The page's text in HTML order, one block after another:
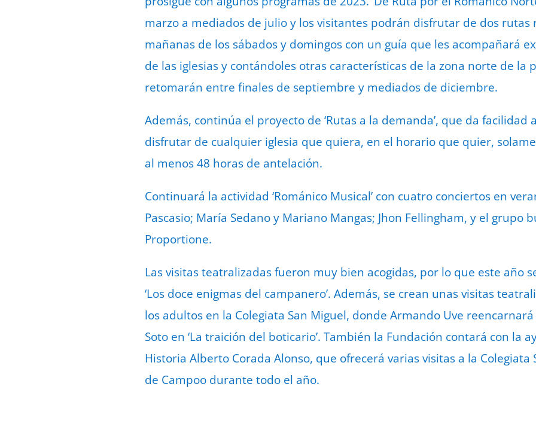
marzo a mediados de julio y los visitantes podrán disfrutar de dos
mañanas de los sábados y domingos con un guía que les acompañará
de las iglesias y contándoles otras características de la zona norte de la
retomarán entre finales de septiembre y mediados de diciembre.
Además, continúa el proyecto de ‘Rutas a la demanda’, que da
disfrutar de cualquier iglesia que quiera, en el horario que quier,
al menos 48 horas de antelación.
Continuará la actividad ‘Románico Musical’ con cuatro conciertos en
Pascasio; María Sedano y Mariano Mangas; Jhon Fellingham, y el grupo
Proportione.
Las visitas teatralizadas fueron muy bien acogidas, por lo que este año
‘Los doce enigmas del campanero’. Además, se crean unas visitas
los adultos en la Colegiata San Miguel, donde Armando Uve
Soto en ‘La traición del boticario’. También la Fundación contará con la
Historia Alberto Corada Alonso, que ofrecerá varias visitas a la Colegiata
de Campoo durante todo el año.